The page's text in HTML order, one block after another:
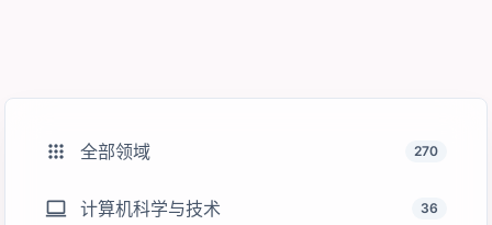
apps 全部领域 270
computer 计算机科学与技术 36